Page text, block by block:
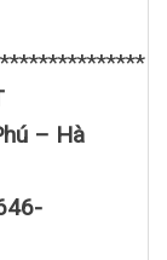
– Hà